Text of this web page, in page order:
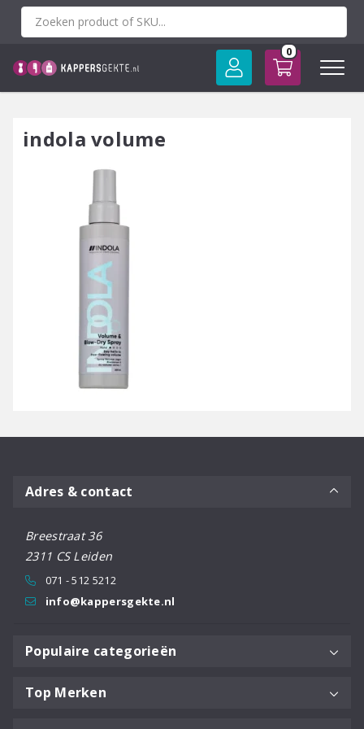
Spring
0
indola volume
Adres & contact
Breestraat 36
2311 CS Leiden
071 - 512 5212
info@kappersgekte.nl
Populaire categorieën
Top Merken